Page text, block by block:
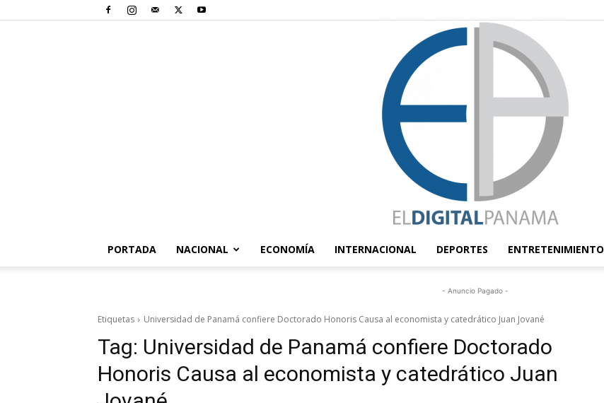
Digital
PORTADA NACIONAL ECONOMÍA INTERNACIONAL DEPORTES ENTRETENIMIENTO
- Anuncio Pagado -
Etiquetas Universidad de Panamá confiere Doctorado Honoris Causa al economista y catedrático Juan Jované
Tag: Universidad de Panamá confiere Doctorado
Honoris Causa al economista y catedrático Juan